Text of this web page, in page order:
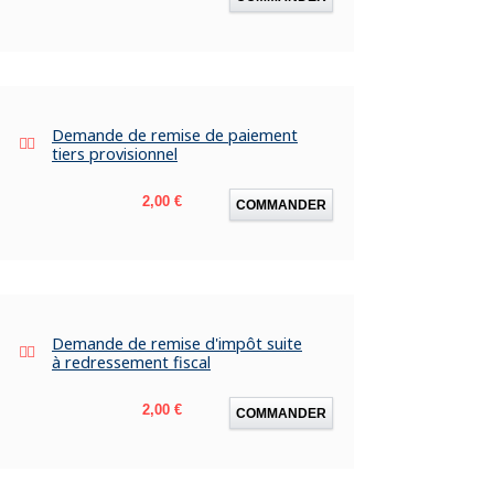
Demande de remise de paiement
tiers provisionnel
Prix
2,00 € COMMANDER
Demande de remise d'impôt suite
à redressement fiscal
Prix
2,00 € COMMANDER